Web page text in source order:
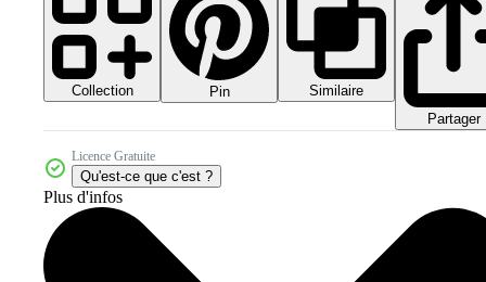
Collection Pin
Similaire
Partager
Licence Gratuite
Qu'est-ce que c'est ?
Plus d'infos